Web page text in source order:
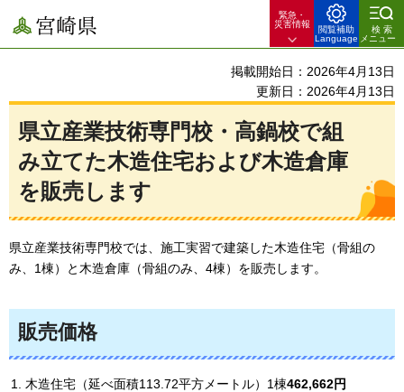
宮崎県
緊急・
災害情報
閲覧補助
Language
検索
メニュー
掲載開始日：2026年4月13日
更新日：2026年4月13日
県立産業技術専門校・高鍋校で組
み立てた木造住宅および木造倉庫
を販売します
県立産業技術専門校では、施工実習で建築した木造住宅（骨組の
み、1棟）と木造倉庫（骨組のみ、4棟）を販売します。
販売価格
木造住宅（延べ面積113.72平方メートル）1棟462,662円